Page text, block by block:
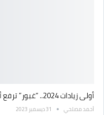
أولى زيادات 2024.. “غبور” ترفع أسعار سيارات شيري في مصر
أحمد مصلحي 31 ديسمبر 2023